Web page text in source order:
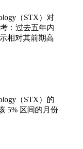
（STX）对
：过去五年内
相对其前期高
（STX）的
5% 区间的月份